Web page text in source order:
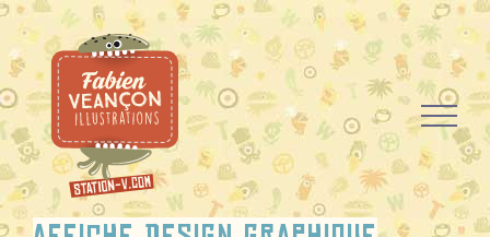
Passer
au
contenu